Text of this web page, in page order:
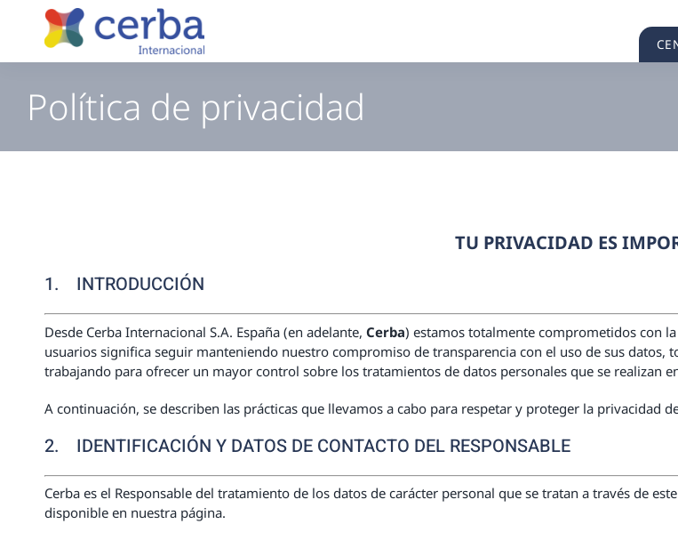
contenido
Política de privacidad
TU PRIVACIDAD ES
1. INTRODUCCIÓN
Desde Cerba Internacional S.A. España (en adelante, Cerba) estamos totalmente comprometidos con
usuarios significa seguir manteniendo nuestro compromiso de transparencia con el uso de sus
trabajando para ofrecer un mayor control sobre los tratamientos de datos personales que se realizan
A continuación, se describen las prácticas que llevamos a cabo para respetar y proteger la privacidad
2. IDENTIFICACIÓN Y DATOS DE CONTACTO DEL RESPONSABLE
Cerba es el Responsable del tratamiento de los datos de carácter personal que se tratan a través de
disponible en nuestra página.